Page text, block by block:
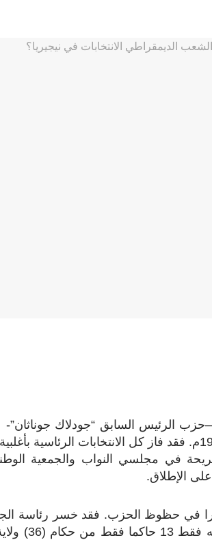
الرئيس السابق “جودلاك جوناثان”-
عودة البلاد إلى الحكم المدني في عام 1999م. فقد فاز كل
في مجلسي النواب والجمعية
الإطلاق.
في حظوظ الحزب. فقد خسر رئاسة
مجلس النواب